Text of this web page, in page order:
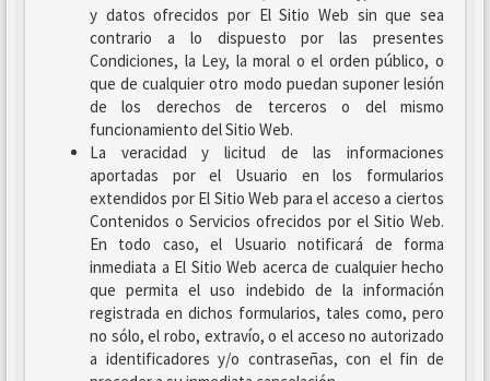
y datos ofrecidos por El Sitio Web sin que sea
contrario a lo dispuesto por las presentes
Condiciones, la Ley, la moral o el orden público, o
que de cualquier otro modo puedan suponer lesión
de los derechos de terceros o del mismo
funcionamiento del Sitio Web.
La veracidad y licitud de las informaciones
aportadas por el Usuario en los formularios
extendidos por El Sitio Web para el acceso a ciertos
Contenidos o Servicios ofrecidos por el Sitio Web.
En todo caso, el Usuario notificará de forma
inmediata a El Sitio Web acerca de cualquier hecho
que permita el uso indebido de la información
registrada en dichos formularios, tales como, pero
no sólo, el robo, extravío, o el acceso no autorizado
a identificadores y/o contraseñas, con el fin de